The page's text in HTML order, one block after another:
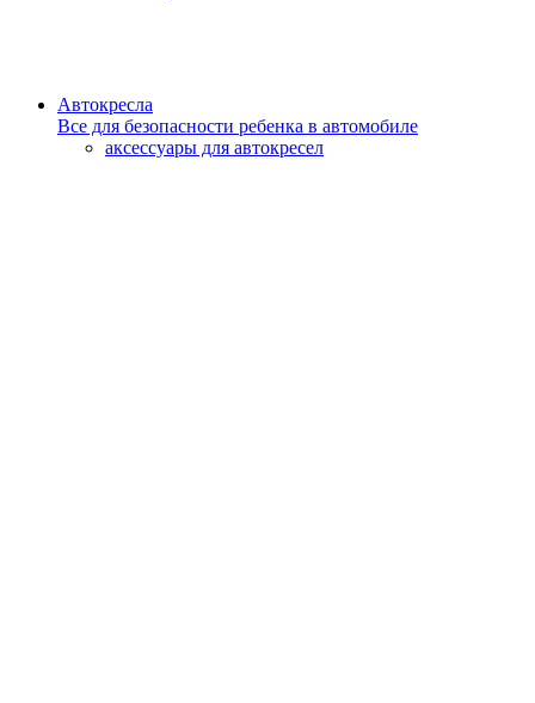
Автокресла
Все для безопасности ребенка в автомобиле
аксессуары для автокресел